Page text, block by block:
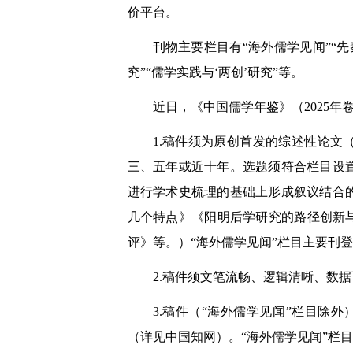
价平台。
刊物主要栏目有“海外儒学见闻”“
究”“儒学实践与‘两创’研究”等。
近日，《中国儒学年鉴》（2025年
1.稿件须为原创首发的综述性论文
三、五年或近十年。选题须符合栏目
进行学术史梳理的基础上形成叙议结合
几个特点》《阳明后学研究的路径创
评》等。）“海外儒学见闻”栏目主要刊
2.稿件须文笔流畅、逻辑清晰、数
3.稿件（“海外儒学见闻”栏目除外
（详见中国知网）。“海外儒学见闻”栏